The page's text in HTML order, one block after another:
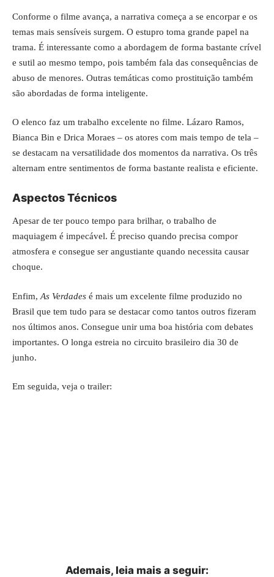
Conforme o filme avança, a narrativa começa a se encorpar e os
temas mais sensíveis surgem. O estupro toma grande papel na
trama. É interessante como a abordagem de forma bastante crível
e sutil ao mesmo tempo, pois também fala das consequências de
abuso de menores. Outras temáticas como prostituição também
são abordadas de forma inteligente.
O elenco faz um trabalho excelente no filme. Lázaro Ramos,
Bianca Bin e Drica Moraes – os atores com mais tempo de tela –
se destacam na versatilidade dos momentos da narrativa. Os três
alternam entre sentimentos de forma bastante realista e eficiente.
Aspectos Técnicos
Apesar de ter pouco tempo para brilhar, o trabalho de
maquiagem é impecável. É preciso quando precisa compor
atmosfera e consegue ser angustiante quando necessita causar
choque.
Enfim, As Verdades é mais um excelente filme produzido no
Brasil que tem tudo para se destacar como tantos outros fizeram
nos últimos anos. Consegue unir uma boa história com debates
importantes. O longa estreia no circuito brasileiro dia 30 de
junho.
Em seguida, veja o trailer:
Ademais, leia mais a seguir: